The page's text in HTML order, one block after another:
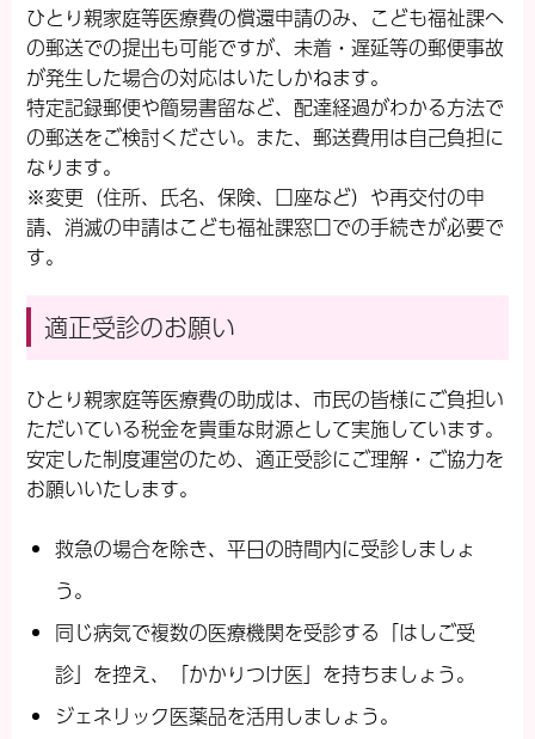
ひとり親家庭等医療費の償還申請のみ、こども福祉課へ
の郵送での提出も可能ですが、未着・遅延等の郵便事故
が発生した場合の対応はいたしかねます。
特定記録郵便や簡易書留など、配達経過がわかる方法で
の郵送をご検討ください。また、郵送費用は自己負担に
なります。
※変更（住所、氏名、保険、口座など）や再交付の申
請、消滅の申請はこども福祉課窓口での手続きが必要で
す。
適正受診のお願い
ひとり親家庭等医療費の助成は、市民の皆様にご負担い
ただいている税金を貴重な財源として実施しています。
安定した制度運営のため、適正受診にご理解・ご協力を
お願いいたします。
救急の場合を除き、平日の時間内に受診しましょ
う。
同じ病気で複数の医療機関を受診する「はしご受
診」を控え、「かかりつけ医」を持ちましょう。
ジェネリック医薬品を活用しましょう。